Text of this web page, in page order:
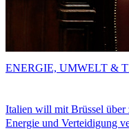
Italien will mit Brüssel über
Energie und Verteidigung
ENERGIE, UMWELT &